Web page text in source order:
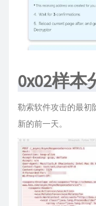
0x02样本
勒索软件攻击的最初
新的前一天。